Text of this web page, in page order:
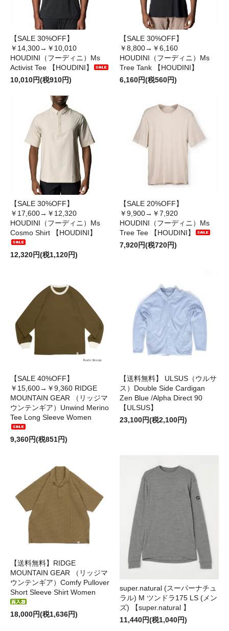
【SALE 30%OFF】
￥14,300→￥10,010
HOUDINI（フーディニ）Ms
Activist Tee 【HOUDINI】
10,010円(税910円)
【SALE 30%OFF】
￥8,800→￥6,160
HOUDINI（フーディニ）Ms
Tree Tank 【HOUDINI】
6,160円(税560円)
【SALE 30%OFF】
￥17,600→￥12,320
HOUDINI（フーディニ）Ms
Cosmo Shirt 【HOUDINI】
12,320円(税1,120円)
【SALE 20%OFF】
￥9,900→￥7,920
HOUDINI（フーディニ）Ms
Tree Tee 【HOUDINI】
7,920円(税720円)
【SALE 40%OFF】
￥15,600→￥9,360 RIDGE
MOUNTAIN GEAR （リッジマ
ウンテンギア）Unwind Merino
Tee Long Sleeve Women
9,360円(税851円)
【送料無料】 ULSUS（ウルサ
ス）Double Side Cardigan
Zen Blue /Alpha Direct 90
【ULSUS】
23,100円(税2,100円)
【送料無料】RIDGE
MOUNTAIN GEAR （リッジマ
ウンテンギア）Comfy Pullover
Short Sleeve Shirt Women
18,000円(税1,636円)
super.natural (スーパーナチュ
ラル) M ツンドラ175 LS (メン
ズ) 【super.natural 】
11,440円(税1,040円)